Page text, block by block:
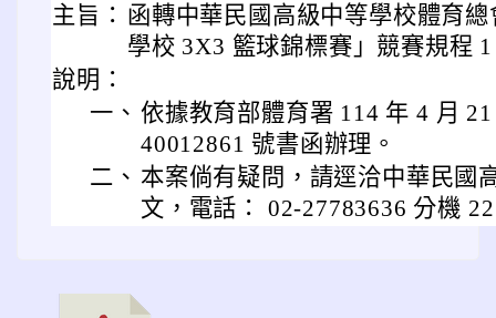
主旨： 函轉中華民國高級中等學校體育
學校 3X3 籃球錦標賽」競賽規程
說明：
一、 依據教育部體育署 114 年 4 月
40012861 號書函辦理。
二、 本案倘有疑問，請逕洽中華民國
文，電話： 02-27783636 分機